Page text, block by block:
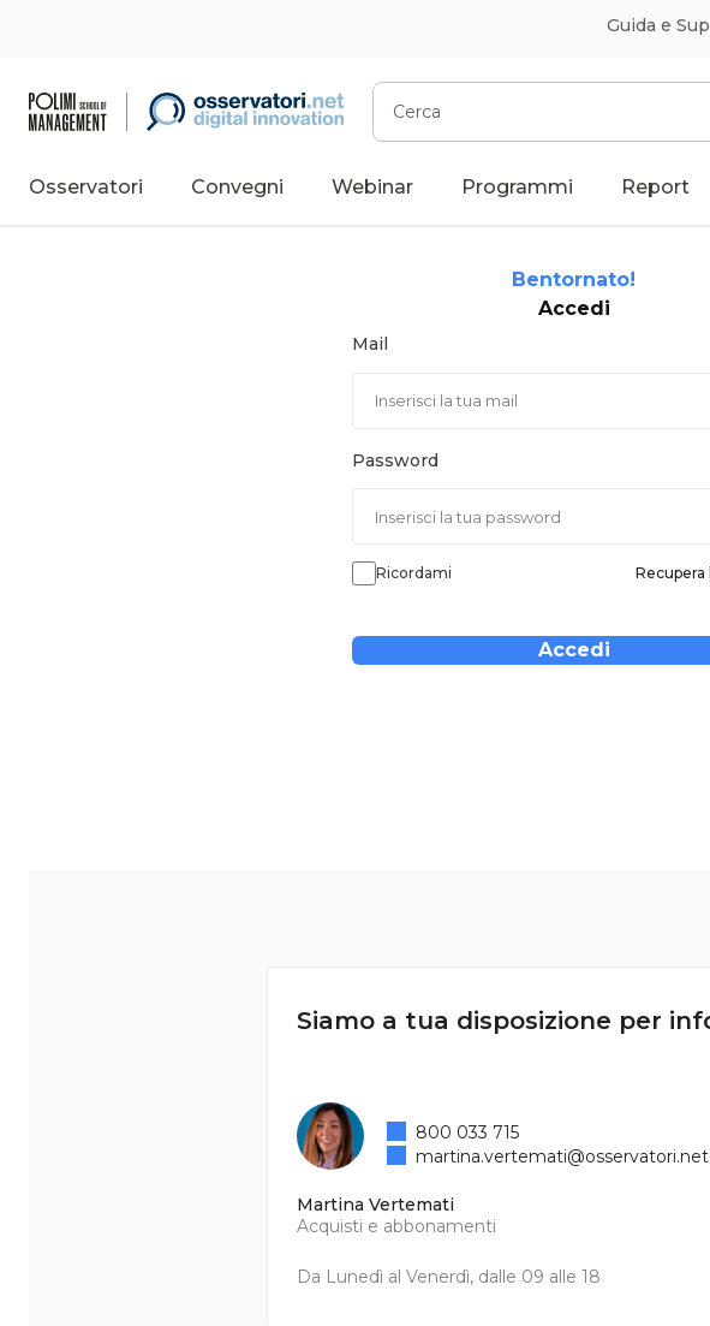
Guida e
Cerca
Osservatori Convegni Webinar Programmi Report
Bentornato!
Accedi
Mail
Password
Ricordami Recupera
Accedi
Siamo a tua disposizione per
Martina Vertemati
Acquisti e abbonamenti
Da Lunedì al Venerdì, dalle 09 alle 18
800 033 715
martina.vertemati@osservatori.net